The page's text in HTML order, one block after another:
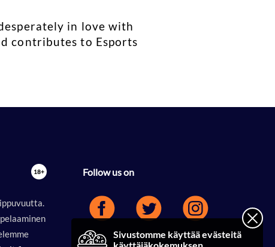
in love with
contributes to Esports
Follow us on
Sivustomme käyttää evästeitä